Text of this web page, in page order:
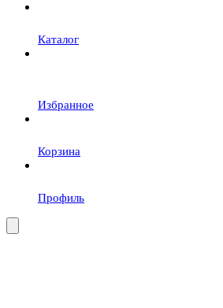
Каталог
Избранное
Корзина
Профиль